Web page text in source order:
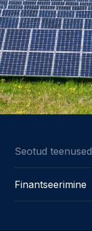
Seotud teenused
Finantseerimine